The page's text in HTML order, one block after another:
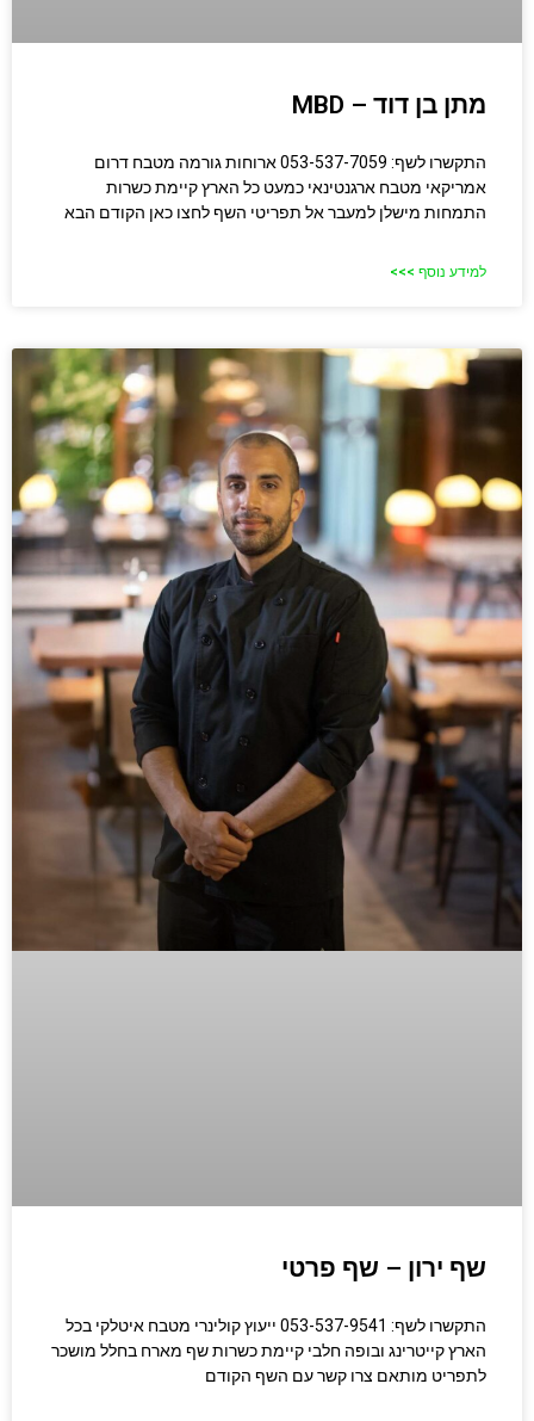
מתן בן דוד – MBD
התקשרו לשף: 053-537-7059 ארוחות גורמה מטבח דרום
אמריקאי מטבח ארגנטינאי כמעט כל הארץ קיימת כשרות
התמחות מישלן למעבר אל תפריטי השף לחצו כאן הקודם הבא
למידע נוסף >>>
שף ירון – שף פרטי
התקשרו לשף: 053-537-9541 ייעוץ קולינרי מטבח איטלקי בכל
הארץ קייטרינג ובופה חלבי קיימת כשרות שף מארח בחלל מושכר
לתפריט מותאם צרו קשר עם השף הקודם